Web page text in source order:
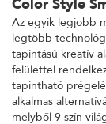
Color Style
Az egyik legjobb
legtöbb
tapintású kreatív
felülettel
tapintható
alkalmas
melyből 9 szín